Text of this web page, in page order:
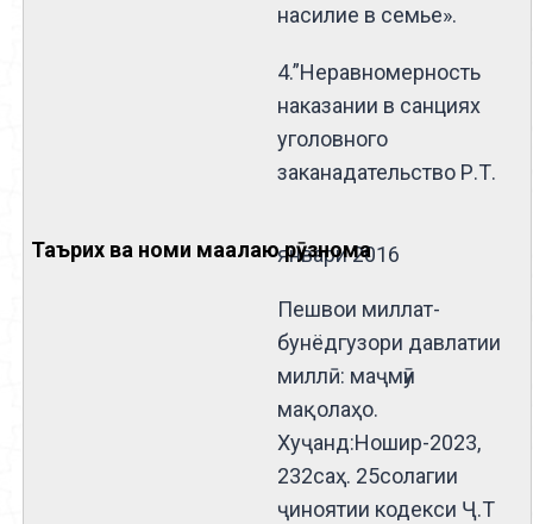
насилие в семье».
4.”Неравномерность
наказании в санциях
уголовного
заканадательство Р.Т.
январи 2016
Пешвои миллат-
бунёдгузори давлатии
миллӣ: маҷмӯи
мақолаҳо.
Хуҷанд:Ношир-2023,
232саҳ. 25солагии
ҷиноятии кодекси Ҷ.Т